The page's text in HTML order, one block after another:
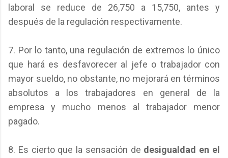
laboral se reduce de 26,750 a 15,750, antes y
después de la regulación respectivamente.
7. Por lo tanto, una regulación de extremos lo único
que hará es desfavorecer al jefe o trabajador con
mayor sueldo, no obstante, no mejorará en términos
absolutos a los trabajadores en general de la
empresa y mucho menos al trabajador menor
pagado.
8. Es cierto que la sensación de desigualdad en el